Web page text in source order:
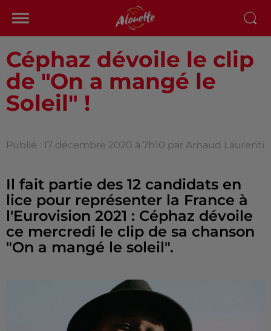
Céphaz dévoile le clip
de "On a mangé le
Soleil" !
Publié : 17 décembre 2020 à 7h10 par Arnaud Laurenti
Il fait partie des 12 candidats en
lice pour représenter la France à
l'Eurovision 2021 : Céphaz dévoile
ce mercredi le clip de sa chanson
"On a mangé le soleil".